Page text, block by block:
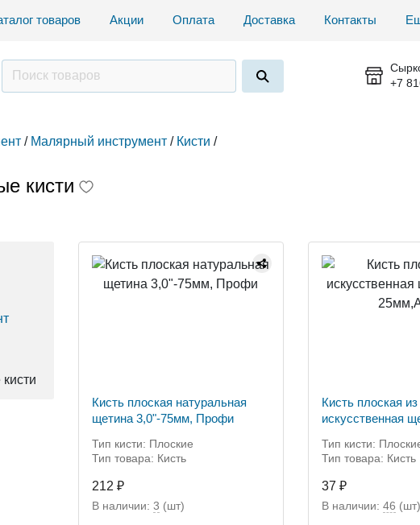
товаров Акции Оплата Доставка Контакты
+7
/ Малярный инструмент / Кисти /
кисти
Кисть плоская натуральная
щетина 3,0"-75мм, Профи
Тип кисти: Плоские
Тип товара: Кисть
212 ₽
В наличии: 3 (шт)
Кисть плоская из
искусственная
Тип кисти:
Тип товара: Кисть
37 ₽
В наличии: 46 (шт)